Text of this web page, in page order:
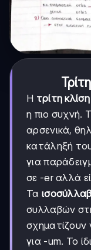
Η τρίτη κλίση
η πιο συχνή.
αρσενικά,
κατάληξή
για
σε -er αλλά
Τα
συλλαβών
σχηματίζουν
για -um. Το